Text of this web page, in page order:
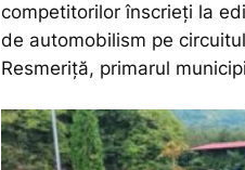
competitorilor înscrieți la
de automobilism pe
Resmeriță, primarul